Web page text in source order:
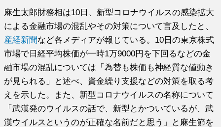
麻生太郎財務相は10日、新型コロナウイルスの感染拡大
による金融市場の混乱やその対策について言及したと、
産経新聞など各メディアが報じている。10日の東京株式
市場で日経平均株価が一時1万9000円を下回るなどの金
融市場の混乱については「為替も株価も神経質な値動き
が見られる」と述べ、資金繰り支援などの対策を取る考
えを示した。また、新型コロナウイルスの名称について
「武漢発のウイルスの話で、新型とかついているが、武
漢ウイルスというのが正確な名前だと思う」と麻生節を